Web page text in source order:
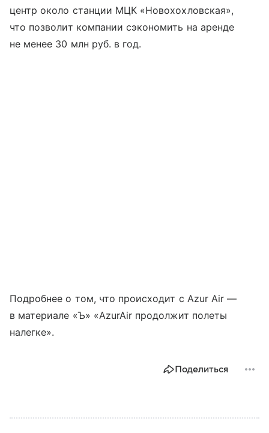
центр около станции МЦК «Новохохловская»,
что позволит компании сэкономить на аренде
не менее 30 млн руб. в год.
Подробнее о том, что происходит с Azur Air —
в материале «Ъ» «AzurAir продолжит полеты
налегке».
Поделиться